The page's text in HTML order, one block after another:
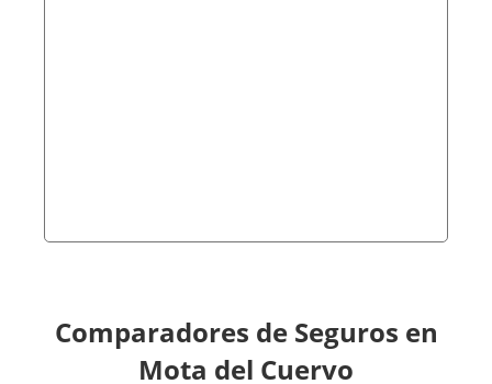
Comparadores de Seguros en
Mota del Cuervo